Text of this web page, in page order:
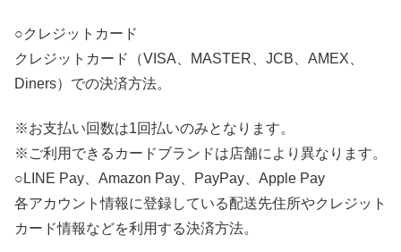
○クレジットカード
クレジットカード（VISA、MASTER、JCB、AMEX、
Diners）での決済方法。
※お支払い回数は1回払いのみとなります。
※ご利用できるカードブランドは店舗により異なります。
○LINE Pay、Amazon Pay、PayPay、Apple Pay
各アカウント情報に登録している配送先住所やクレジット
カード情報などを利用する決済方法。